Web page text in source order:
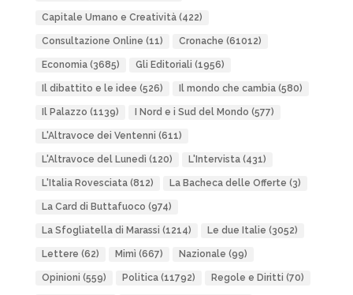
Capitale Umano e Creatività(422)
Consultazione Online (11) Cronache (61012)
Economia(3685) Gli Editoriali (1956)
Il dibattito e le idee (526) Il mondo che cambia(580)
Il Palazzo (1139) I Nord e i Sud del Mondo (577)
L'Altravoce dei Ventenni (611)
L'Altravoce del Lunedì (120) L'Intervista(431)
L'Italia Rovesciata(812) La Bacheca delle Offerte (3)
La Card di Buttafuoco (974)
La Sfogliatella di Marassi (1214) Le due Italie (3052)
Lettere (62) Mimì (667) Nazionale (99)
Opinioni (559) Politica(11792) Regole e Diritti (70)